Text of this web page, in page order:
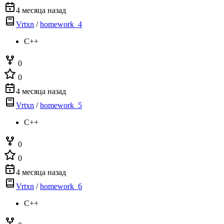
4 месяца назад
Vrtxn /homework_4
C++
0
0
4 месяца назад
Vrtxn /homework_5
C++
0
0
4 месяца назад
Vrtxn /homework_6
C++